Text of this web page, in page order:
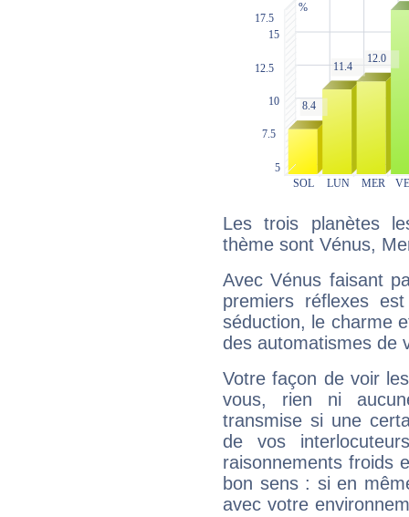
Les trois planètes
thème sont Vénus,
Avec Vénus faisant
premiers réflexes
séduction, le charme
des automatismes de
Votre façon de voir
vous, rien ni
transmise si une
de vos
raisonnements froids
bon sens : si en
avec votre